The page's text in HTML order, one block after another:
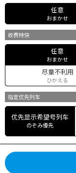
任意
おまかせ
收费特快
任意
おまかせ
尽量不利用
ひかえる
指定优先列车
优先显示希望号列车
のぞみ優先